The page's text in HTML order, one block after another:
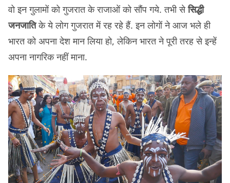
वो इन गुलामों को गुजरात के राजाओं को सौंप गये. तभी सेसिद्धी
जनजातिके ये लोग गुजरात में रह रहे हैं. इन लोगों ने आज भले ही
भारत को अपना देश मान लिया हो, लेकिन भारत ने पूरी तरह से इन्हें
अपना नागरिक नहीं माना.